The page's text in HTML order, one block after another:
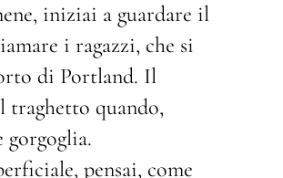
iniziai a guardare il
i ragazzi, che si
di Portland. Il
traghetto quando,
gorgoglia.
pensai, come